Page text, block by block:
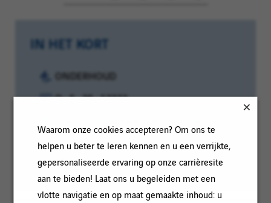
Waarom onze cookies accepteren? Om ons te
helpen u beter te leren kennen en u een verrijkte,
gepersonaliseerde ervaring op onze carrièresite
aan te bieden! Laat ons u begeleiden met een
vlotte navigatie en op maat gemaakte inhoud: u
IN HET KORT
Categorie:
ONDERHOUD
Referentie:
O_S_36_12322
Duitsland
Ervaringsniveau:
Meer dan 3 jaar